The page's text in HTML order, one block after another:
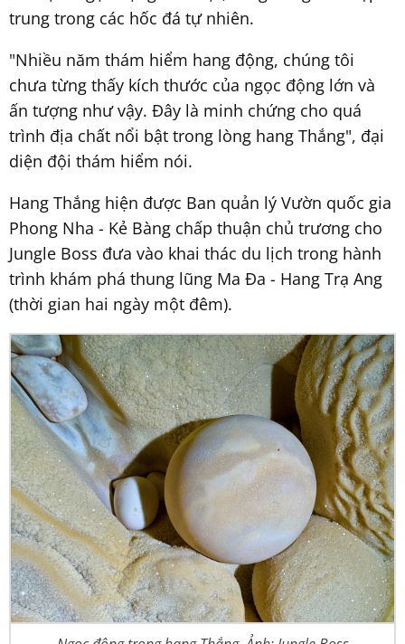
trung trong các hốc đá tự nhiên.
"Nhiều năm thám hiểm hang động, chúng tôi
chưa từng thấy kích thước của ngọc động lớn và
ấn tượng như vậy. Đây là minh chứng cho quá
trình địa chất nổi bật trong lòng hang Thắng", đại
diện đội thám hiểm nói.
Hang Thắng hiện được Ban quản lý Vườn quốc gia
Phong Nha - Kẻ Bàng chấp thuận chủ trương cho
Jungle Boss đưa vào khai thác du lịch trong hành
trình khám phá thung lũng Ma Đa - Hang Trạ Ang
(thời gian hai ngày một đêm).